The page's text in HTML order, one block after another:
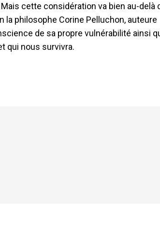
cette considération va bien au-delà
la philosophe Corine Pelluchon, auteure
de sa propre vulnérabilité ainsi
qui nous survivra.